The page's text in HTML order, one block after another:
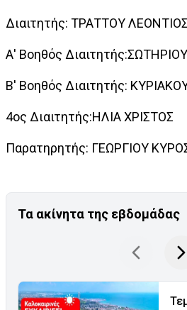
Διαιτητής: ΤΡΑΤΤΟΥ ΛΕΟΝΤΙΟΣ
Α' Βοηθός
Β' Βοηθός Διαιτητής:
4ος Διαιτητής:ΗΛΙΑ ΧΡΙΣΤΟΣ
Παρατηρητής: ΓΕΩΡΓΙΟΥ
Τα ακίνητα της εβδομάδας